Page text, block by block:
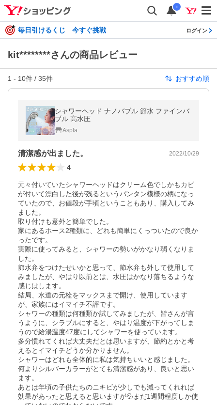
i
毎日引けるくじ 今すぐ挑戦 ログイン
kit********さんの商品レビュー
1 - 10件 / 35件 おすすめ順
シャワーヘッド ナノバブル 節水 ファインバ
ブル 高水圧
Aspla
清潔感が出ました。 2022/10/29
4
元々付いていたシャワーヘッドはクリーム色でしかもカビ
が付いて漂白した後が残るというパンタン模様の柄になっ
ていたので、お値段が手頃ということもあり、購入してみ
ました。
取り付けも意外と簡単でした。
家にあるホース2種類に、どれも簡単にくっついたので良か
ったです。
実際に使ってみると、シャワーの勢いがかなり弱くなりま
した。
節水弁をつけたせいかと思って、節水弁も外して使用して
みましたが、やはり以前とは、水圧はかなり落ちるような
感じはします。
結局、水道の元栓をマックスまで開け、使用しています
が、家族にはイマイチ不評です。
シャワーの種類は何種類か試してみましたが、皆さんが言
うように、シラブルにすると、やはり温度が下がってしま
うので給湯温度47度にしてシャワーを使っています。
多分慣れてくれば大丈夫だとは思いますが、節約とかと考
えるとイマイチどうか分かりません。
シャワーはどれも全体的に私は気持ちいいと感じました。
何よりシルバーカラーがとても清潔感があり、良いと思い
ます。
あとは年頃の子供たちのニキビが少しでも減ってくれれば
効果があったと思えると思いますが💦まだ1週間程度しか使